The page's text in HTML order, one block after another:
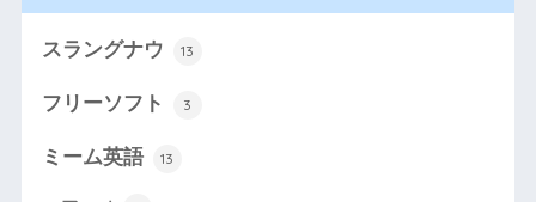
スラングナウ 13
フリーソフト 3
ミーム英語 13